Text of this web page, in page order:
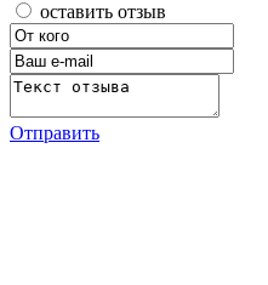
оставить отзыв
Отправить